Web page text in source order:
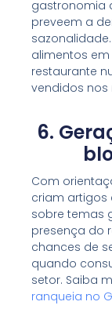
gastronomia
preveem a
alimentos em
restaurante
vendidos
6.
Com
criam artigos
sobre temas
presença do
chances de
quando
setor. Saiba
ranqueia no